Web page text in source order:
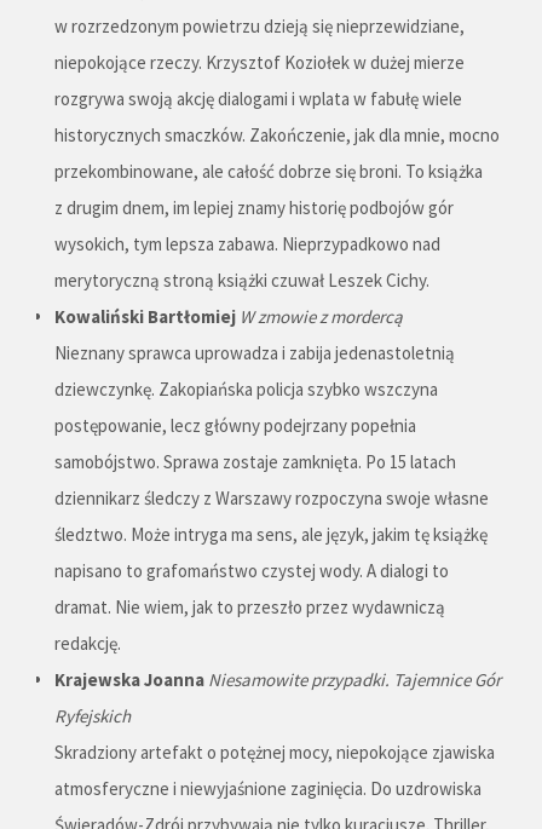
w rozrzedzonym powietrzu dzieją się nieprzewidziane,
niepokojące rzeczy. Krzysztof Koziołek w dużej mierze
rozgrywa swoją akcję dialogami i wplata w fabułę wiele
historycznych smaczków. Zakończenie, jak dla mnie, mocno
przekombinowane, ale całość dobrze się broni. To książka
z drugim dnem, im lepiej znamy historię podbojów gór
wysokich, tym lepsza zabawa. Nieprzypadkowo nad
merytoryczną stroną książki czuwał Leszek Cichy.
Kowaliński Bartłomiej W zmowie z mordercą
Nieznany sprawca uprowadza i zabija jedenastoletnią
dziewczynkę. Zakopiańska policja szybko wszczyna
postępowanie, lecz główny podejrzany popełnia
samobójstwo. Sprawa zostaje zamknięta. Po 15 latach
dziennikarz śledczy z Warszawy rozpoczyna swoje własne
śledztwo. Może intryga ma sens, ale język, jakim tę książkę
napisano to grafomaństwo czystej wody. A dialogi to
dramat. Nie wiem, jak to przeszło przez wydawniczą
redakcję.
Krajewska Joanna Niesamowite przypadki. Tajemnice Gór
Ryfejskich
Skradziony artefakt o potężnej mocy, niepokojące zjawiska
atmosferyczne i niewyjaśnione zaginięcia. Do uzdrowiska